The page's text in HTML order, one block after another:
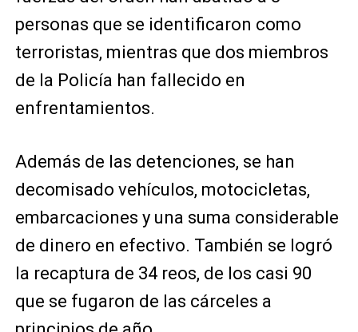
personas que se identificaron como
terroristas, mientras que dos miembros
de la Policía han fallecido en
enfrentamientos.
Además de las detenciones, se han
decomisado vehículos, motocicletas,
embarcaciones y una suma considerable
de dinero en efectivo. También se logró
la recaptura de 34 reos, de los casi 90
que se fugaron de las cárceles a